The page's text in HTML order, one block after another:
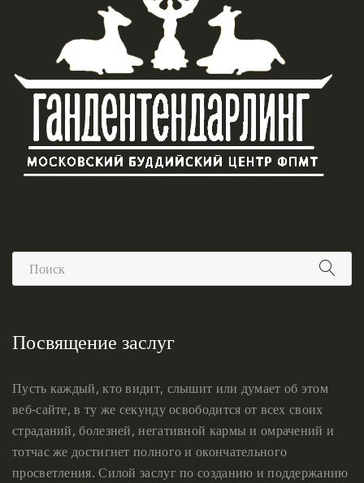
Посвящение заслуг
Пусть каждый, кто видит, слышит или думает об этом
веб-сайте, в ту же секунду освободится от всех своих
страданий, болезней, негативной кармы и омрачений и
тотчас же достигнет полного и окончательного
просветления. Силой заслуг по созданию и поддержанию